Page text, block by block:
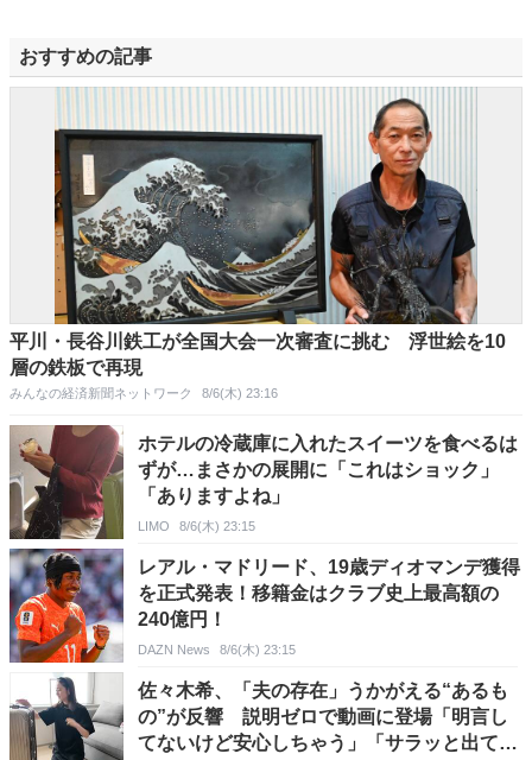
おすすめの記事
平川・長谷川鉄工が全国大会一次審査に挑む 浮世絵を10
層の鉄板で再現
みんなの経済新聞ネットワーク 8/6(木) 23:16
ホテルの冷蔵庫に入れたスイーツを食べるは
ずが…まさかの展開に「これはショック」
「ありますよね」
LIMO 8/6(木) 23:15
レアル・マドリード、19歳ディオマンデ獲得
を正式発表！移籍金はクラブ史上最高額の
240億円！
DAZN News 8/6(木) 23:15
佐々木希、「夫の存在」うかがえる“あるも
の”が反響 説明ゼロで動画に登場「明言し
てないけど安心しちゃう」「サラッと出てく